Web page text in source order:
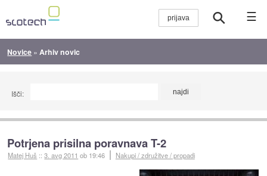
☰
Novice » Arhiv novic
Išči:
Potrjena prisilna poravnava T-2
Matej Huš ::3. avg 2011 ob 19:46 Nakupi / združitve / propadi